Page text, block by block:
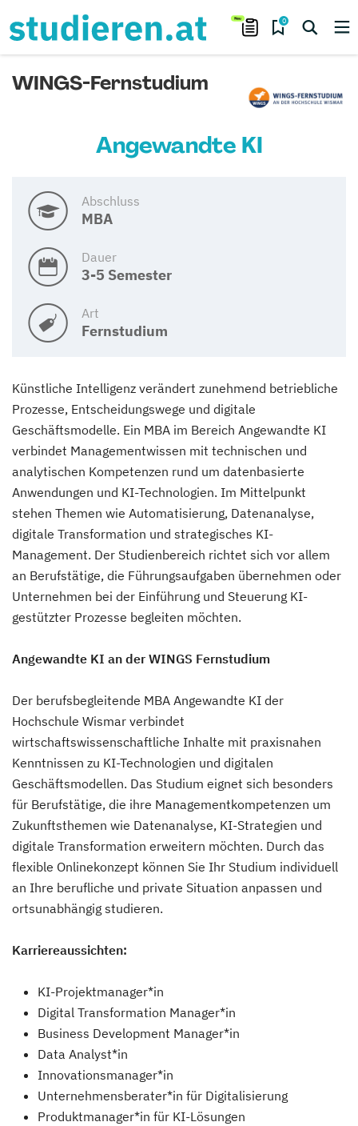
0
WINGS-Fernstudium
Angewandte KI
Abschluss
MBA
Dauer
3-5 Semester
Art
Fernstudium
Künstliche Intelligenz verändert zunehmend betriebliche
Prozesse, Entscheidungswege und digitale
Geschäftsmodelle. Ein MBA im Bereich Angewandte KI
verbindet Managementwissen mit technischen und
analytischen Kompetenzen rund um datenbasierte
Anwendungen und KI-Technologien. Im Mittelpunkt
stehen Themen wie Automatisierung, Datenanalyse,
digitale Transformation und strategisches KI-
Management. Der Studienbereich richtet sich vor allem
an Berufstätige, die Führungsaufgaben übernehmen oder
Unternehmen bei der Einführung und Steuerung KI-
gestützter Prozesse begleiten möchten.
Angewandte KI an der WINGS Fernstudium
Der berufsbegleitende MBA Angewandte KI der
Hochschule Wismar verbindet
wirtschaftswissenschaftliche Inhalte mit praxisnahen
Kenntnissen zu KI-Technologien und digitalen
Geschäftsmodellen. Das Studium eignet sich besonders
für Berufstätige, die ihre Managementkompetenzen um
Zukunftsthemen wie Datenanalyse, KI-Strategien und
digitale Transformation erweitern möchten. Durch das
flexible Onlinekonzept können Sie Ihr Studium individuell
an Ihre berufliche und private Situation anpassen und
ortsunabhängig studieren.
Karriereaussichten:
KI-Projektmanager*in
Digital Transformation Manager*in
Business Development Manager*in
Data Analyst*in
Innovationsmanager*in
Unternehmensberater*in für Digitalisierung
Produktmanager*in für KI-Lösungen